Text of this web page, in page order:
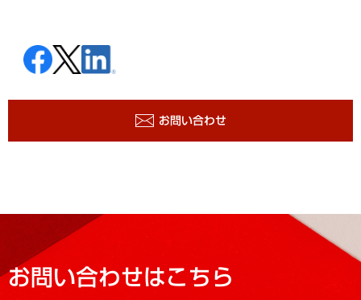
お問い合わせ
お問い合わせはこちら